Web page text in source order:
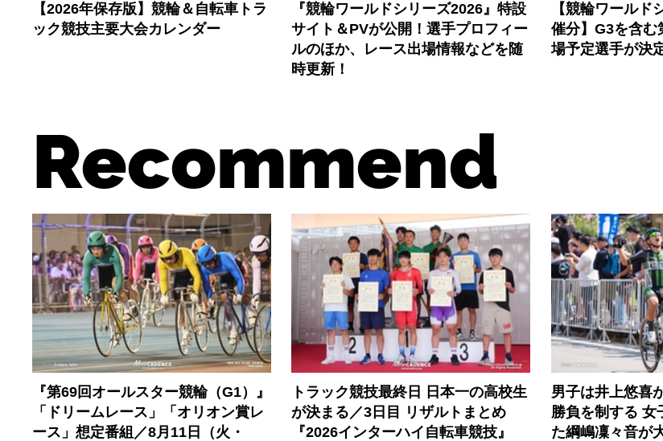
【2026年保存版】競輪＆自転車トラ
ック競技主要大会カレンダー
『競輪ワールドシリーズ2026』特設
サイト＆PVが公開！選手プロフィー
ルのほか、レース出場情報などを随
時更新！
【競輪ワールド
催分】G3を含む
場予定選手が決
Recommend
『第69回オールスター競輪（G1）』
「ドリームレース」「オリオン賞レ
ース」想定番組／8月11日（火・
トラック競技最終日 日本一の高校生
が決まる／3日目 リザルトまとめ
『2026インターハイ自転車競技』
男子は井上悠喜
勝負を制する 女
た綱嶋凜々音が